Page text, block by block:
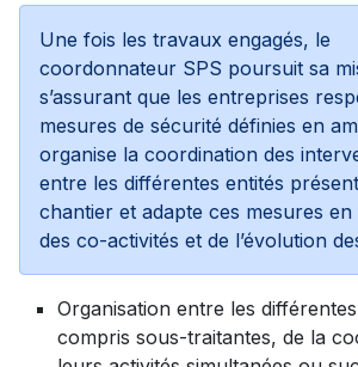
Une fois les travaux engagés, le
coordonnateur SPS poursuit sa
s’assurant que les entreprises
mesures de sécurité définies en
organise la coordination des
entre les différentes entités
chantier et adapte ces mesures
des co-activités et de l’évolution
Organisation entre les
compris sous-traitantes, de la